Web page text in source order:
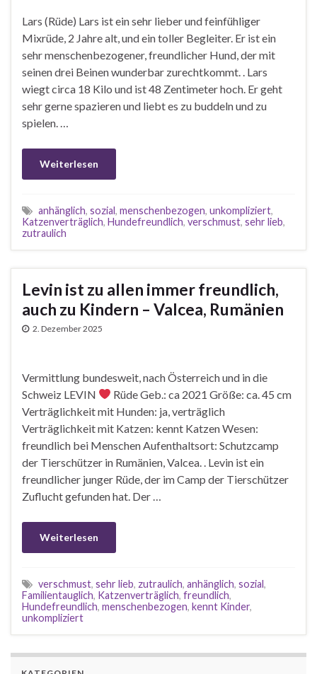
Lars (Rüde) Lars ist ein sehr lieber und feinfühliger
Mixrüde, 2 Jahre alt, und ein toller Begleiter. Er ist ein
sehr menschenbezogener, freundlicher Hund, der mit
seinen drei Beinen wunderbar zurechtkommt. . Lars
wiegt circa 18 Kilo und ist 48 Zentimeter hoch. Er geht
sehr gerne spazieren und liebt es zu buddeln und zu
spielen. …
Weiterlesen
anhänglich, sozial, menschenbezogen, unkompliziert,
Katzenverträglich, Hundefreundlich, verschmust, sehr lieb,
zutraulich
Levin ist zu allen immer freundlich,
auch zu Kindern – Valcea, Rumänien
2. Dezember 2025
Vermittlung bundesweit, nach Österreich und in die
Schweiz LEVIN
Rüde Geb.: ca 2021 Größe: ca. 45 cm
Verträglichkeit mit Hunden: ja, verträglich
Verträglichkeit mit Katzen: kennt Katzen Wesen:
freundlich bei Menschen Aufenthaltsort: Schutzcamp
der Tierschützer in Rumänien, Valcea. . Levin ist ein
freundlicher junger Rüde, der im Camp der Tierschützer
Zuflucht gefunden hat. Der …
Weiterlesen
verschmust, sehr lieb, zutraulich, anhänglich, sozial,
Familientauglich, Katzenverträglich, freundlich,
Hundefreundlich, menschenbezogen, kennt Kinder,
unkompliziert